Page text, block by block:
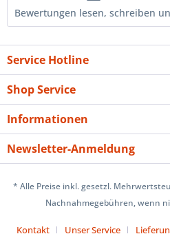
Bewertungen lesen, schreiben
Service Hotline
Shop Service
Informationen
Newsletter-Anmeldung
* Alle Preise inkl. gesetzl.
Nachnahmegebühren, wenn
Kontakt Unser Service